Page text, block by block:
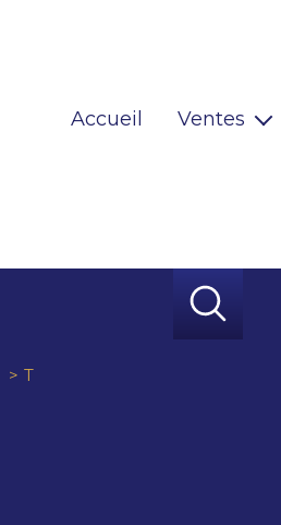
Accueil Ventes
Locaux pro
Immeubles
T